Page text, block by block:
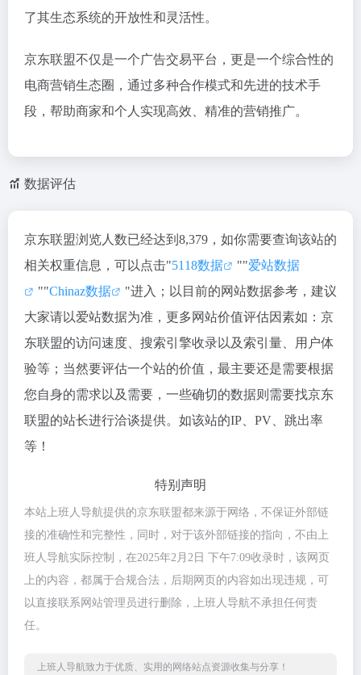
了其生态系统的开放性和灵活性。
京东联盟不仅是一个广告交易平台，更是一个综合性的
电商营销生态圈，通过多种合作模式和先进的技术手
段，帮助商家和个人实现高效、精准的营销推广。
数据评估
京东联盟浏览人数已经达到8,379，如你需要查询该站的
相关权重信息，可以点击"5118数据 ""爱站数据
""Chinaz数据
"进入；以目前的网站数据参考，建议
大家请以爱站数据为准，更多网站价值评估因素如：京
东联盟的访问速度、搜索引擎收录以及索引量、用户体
验等；当然要评估一个站的价值，最主要还是需要根据
您自身的需求以及需要，一些确切的数据则需要找京东
联盟的站长进行洽谈提供。如该站的IP、PV、跳出率
等！
特别声明
本站上班人导航提供的京东联盟都来源于网络，不保证外部链
接的准确性和完整性，同时，对于该外部链接的指向，不由上
班人导航实际控制，在2025年2月2日 下午7:09收录时，该网页
上的内容，都属于合规合法，后期网页的内容如出现违规，可
以直接联系网站管理员进行删除，上班人导航不承担任何责
任。
上班人导航致力于优质、实用的网络站点资源收集与分享！